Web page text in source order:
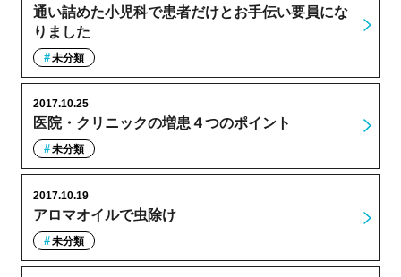
通い詰めた小児科で患者だけとお手伝い要員にな
りました
未分類
医院・クリニックの増患４つのポイント
2017.10.25
未分類
アロマオイルで虫除け
2017.10.19
未分類